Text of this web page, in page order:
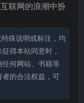
联网的浪潮中扮
殊说明或标注，均
得本站同意时，
何网站、书籍等
的合法权益，可